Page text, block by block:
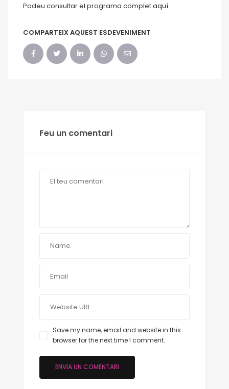
Podeu consultar el programa completaquí.
COMPARTEIX AQUEST ESDEVENIMENT
Feu un comentari
Save my name, email and website in this
browser for the next time I comment.